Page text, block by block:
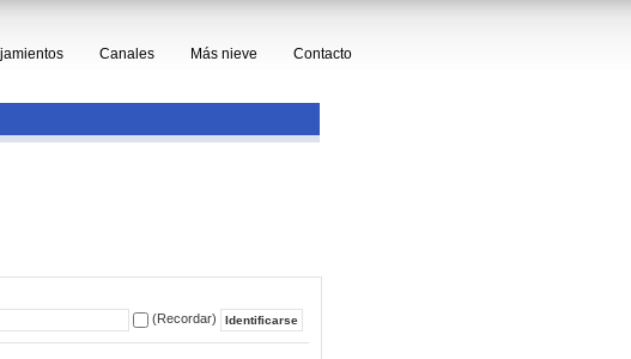
Canales Más nieve Contacto
(Recordar)